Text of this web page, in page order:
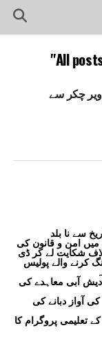
All
ویر چکر سے
سے نا بلد
امن و قانون کی
شکایت لے کر ڈی
اے کے-47 سے فائرنگ کرنے والے پولیس
دیش آبی معاہدے کی
آواز دبانے کی
کے تعلیمی پروگرام کا